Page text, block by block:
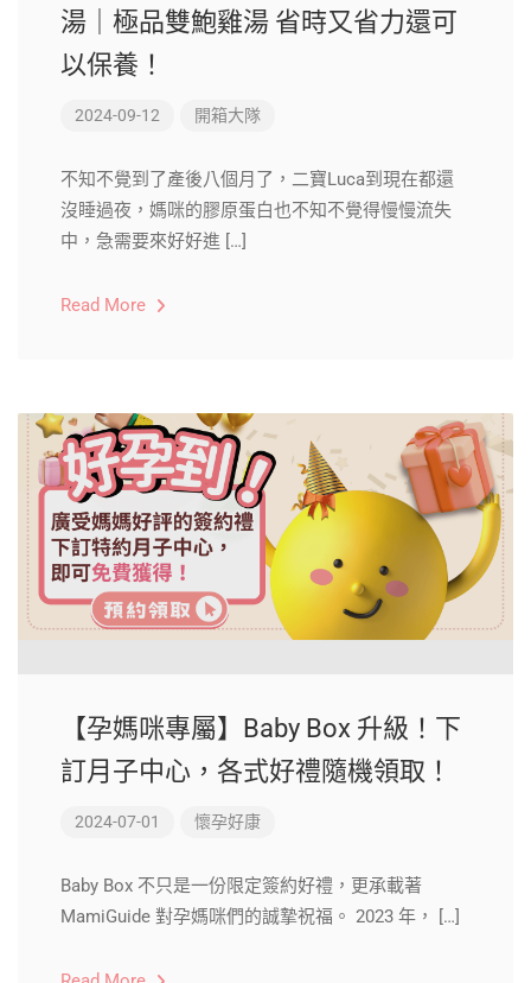
湯｜極品雙鮑雞湯 省時又省力還可
以保養！
2024-09-12 開箱大隊
不知不覺到了產後八個月了，二寶Luca到現在都還
沒睡過夜，媽咪的膠原蛋白也不知不覺得慢慢流失
中，急需要來好好進 […]
Read More
【孕媽咪專屬】Baby Box 升級！下
訂月子中心，各式好禮隨機領取！
2024-07-01 懷孕好康
Baby Box 不只是一份限定簽約好禮，更承載著
MamiGuide 對孕媽咪們的誠摯祝福。 2023 年， […]